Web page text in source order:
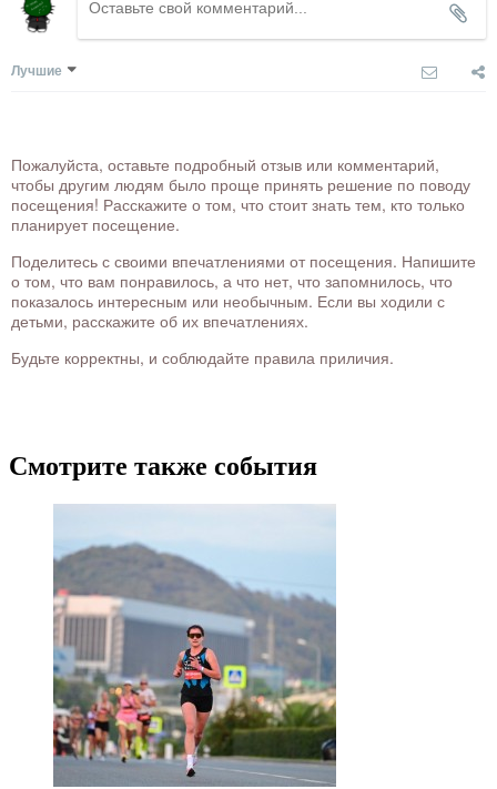
Лучшие
Пожалуйста, оставьте подробный отзыв или комментарий,
чтобы другим людям было проще принять решение по поводу
посещения! Расскажите о том, что стоит знать тем, кто только
планирует посещение.
Поделитесь с своими впечатлениями от посещения. Напишите
о том, что вам понравилось, а что нет, что запомнилось, что
показалось интересным или необычным. Если вы ходили с
детьми, расскажите об их впечатлениях.
Будьте корректны, и соблюдайте правила приличия.
Смотрите также события